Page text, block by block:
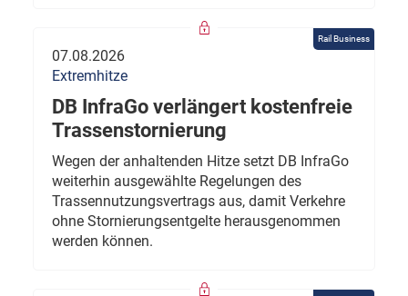
Rail Business
07.08.2026
Extremhitze
DB InfraGo verlängert kostenfreie
Trassenstornierung
Wegen der anhaltenden Hitze setzt DB InfraGo
weiterhin ausgewählte Regelungen des
Trassennutzungsvertrags aus, damit Verkehre
ohne Stornierungsentgelte herausgenommen
werden können.